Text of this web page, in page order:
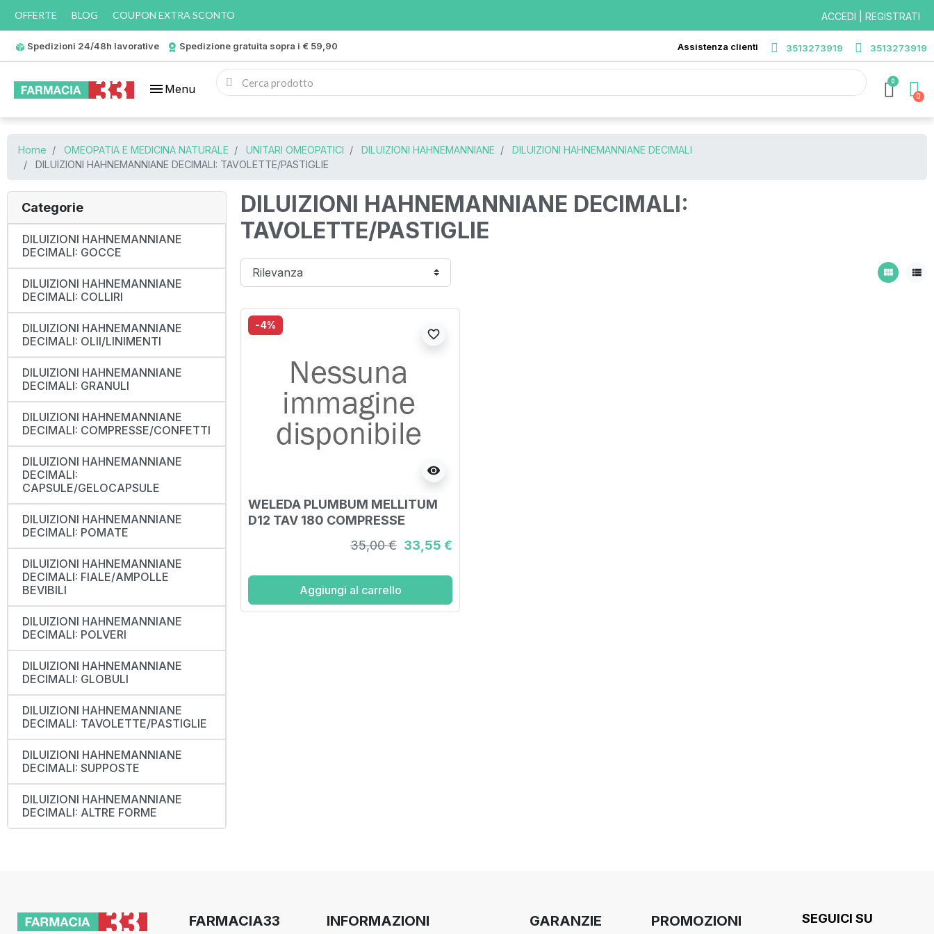
OFFERTE BLOG COUPON EXTRA SCONTO ACCEDI | REGISTRATI
Spedizioni 24/48h lavorative Spedizione gratuita sopra i € 59,90 Assistenza clienti 3513273919 3513273919
menu Menu
0
Home OMEOPATIA E MEDICINA NATURALE UNITARI OMEOPATICI DILUIZIONI HAHNEMANNIANE
DILUIZIONI HAHNEMANNIANE DECIMALI
DILUIZIONI HAHNEMANNIANE DECIMALI: TAVOLETTE/PASTIGLIE
Categorie
DILUIZIONI HAHNEMANNIANE
DECIMALI: GOCCE
DILUIZIONI HAHNEMANNIANE
DECIMALI: COLLIRI
DILUIZIONI HAHNEMANNIANE
DECIMALI: OLII/LINIMENTI
DILUIZIONI HAHNEMANNIANE
DECIMALI: GRANULI
DILUIZIONI HAHNEMANNIANE
DECIMALI: COMPRESSE/CONFETTI
DILUIZIONI HAHNEMANNIANE
DECIMALI:
CAPSULE/GELOCAPSULE
DILUIZIONI HAHNEMANNIANE
DECIMALI: POMATE
DILUIZIONI HAHNEMANNIANE
DECIMALI: FIALE/AMPOLLE
BEVIBILI
DILUIZIONI HAHNEMANNIANE
DECIMALI: POLVERI
DILUIZIONI HAHNEMANNIANE
DECIMALI: GLOBULI
DILUIZIONI HAHNEMANNIANE
DECIMALI: TAVOLETTE/PASTIGLIE
DILUIZIONI HAHNEMANNIANE
DECIMALI: SUPPOSTE
DILUIZIONI HAHNEMANNIANE
DECIMALI: ALTRE FORME
DILUIZIONI HAHNEMANNIANE DECIMALI:
TAVOLETTE/PASTIGLIE
view_module view_list
-4%
visibility
favorite_border
WELEDA PLUMBUM MELLITUM
D12 TAV 180 COMPRESSE
35,00 € 33,55 €
Aggiungi al carrello
FARMACIA33 INFORMAZIONI GARANZIE PROMOZIONI SEGUICI SU